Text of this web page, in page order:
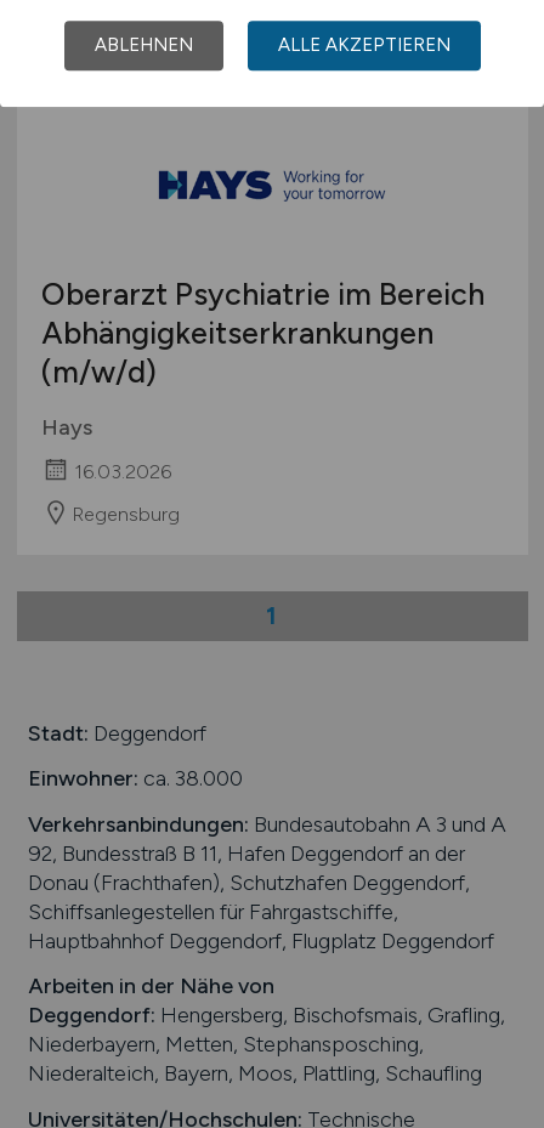
Oberarzt Psychiatrie im Bereich
Abhängigkeitserkrankungen
(m/w/d)
Hays
16.03.2026
Regensburg
1
Stadt: Deggendorf
Einwohner: ca. 38.000
Verkehrsanbindungen: Bundesautobahn A 3 und A
92, Bundesstraß B 11, Hafen Deggendorf an der
Donau (Frachthafen), Schutzhafen Deggendorf,
Schiffsanlegestellen für Fahrgastschiffe,
Hauptbahnhof Deggendorf, Flugplatz Deggendorf
Arbeiten in der Nähe von
Deggendorf: Hengersberg, Bischofsmais, Grafling,
Niederbayern, Metten, Stephansposching,
Niederalteich, Bayern, Moos, Plattling, Schaufling
Universitäten/Hochschulen: Technische
ABLEHNEN ALLE AKZEPTIEREN